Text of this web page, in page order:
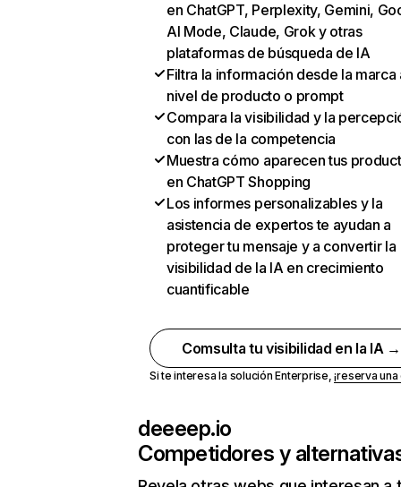
en ChatGPT, Perplexity, Gemini,
AI Mode, Claude, Grok y otras
plataformas de búsqueda de IA
Filtra la información desde la marca
nivel de producto o prompt
Compara la visibilidad y la
con las de la competencia
Muestra cómo aparecen tus
en ChatGPT Shopping
Los informes personalizables y la
asistencia de expertos te ayudan a
proteger tu mensaje y a convertir la
visibilidad de la IA en crecimiento
cuantificable
Comsulta tu visibilidad en la IA →
Si te interesa la solución Enterprise,¡reserva
deeeep.io
Competidores y